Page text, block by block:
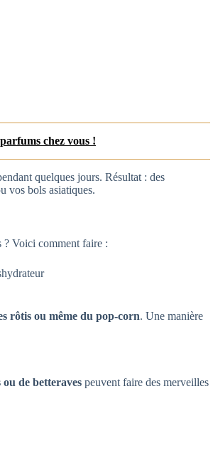
chez vous !
quelques jours. Résultat : des
vos bols asiatiques.
? Voici comment faire :
rôtis ou même du pop-corn. Une manière
de betteraves peuvent faire des merveilles